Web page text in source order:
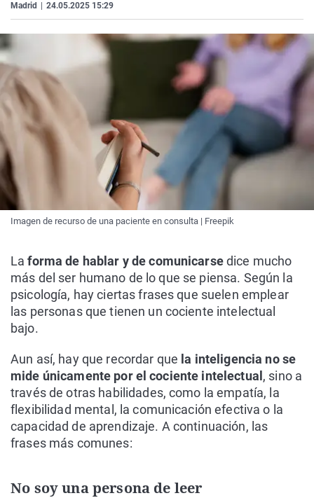
Madrid 24.05.2025 15:29
Imagen de recurso de una paciente en consulta | Freepik
La forma de hablar y de comunicarsedice mucho
más del ser humano de lo que se piensa. Según la
psicología, hay ciertas frases que suelen emplear
las personas que tienen un cociente intelectual
bajo.
Aun así, hay que recordar que la inteligencia no se
mide únicamente por el cociente intelectual , sino a
través de otras habilidades, como la empatía, la
flexibilidad mental, la comunicación efectiva o la
capacidad de aprendizaje. A continuación, las
frases más comunes:
No soy una persona de leer